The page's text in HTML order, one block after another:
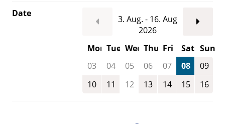
Date
3. Aug. - 16. Aug
2026
Mon Tue Wed Thu Fri Sat Sun
03
04 05 06 07 08
09
10
11 12 13 14 15 16